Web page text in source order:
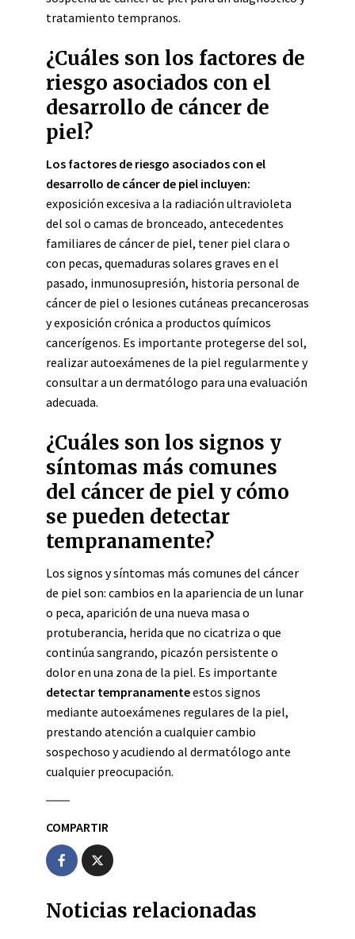
tratamiento tempranos.
¿Cuáles son los factores de
riesgo asociados con el
desarrollo de cáncer de
piel?
Los factores de riesgo asociados con el
desarrollo de cáncer de piel incluyen:
exposición excesiva a la radiación ultravioleta
del sol o camas de bronceado, antecedentes
familiares de cáncer de piel, tener piel clara o
con pecas, quemaduras solares graves en el
pasado, inmunosupresión, historia personal de
cáncer de piel o lesiones cutáneas precancerosas
y exposición crónica a productos químicos
cancerígenos. Es importante protegerse del sol,
realizar autoexámenes de la piel regularmente y
consultar a un dermatólogo para una evaluación
adecuada.
¿Cuáles son los signos y
síntomas más comunes
del cáncer de piel y cómo
se pueden detectar
tempranamente?
Los signos y síntomas más comunes del cáncer
de piel son: cambios en la apariencia de un lunar
o peca, aparición de una nueva masa o
protuberancia, herida que no cicatriza o que
continúa sangrando, picazón persistente o
dolor en una zona de la piel. Es importante
detectar tempranamenteestos signos
mediante autoexámenes regulares de la piel,
prestando atención a cualquier cambio
sospechoso y acudiendo al dermatólogo ante
cualquier preocupación.
COMPARTIR
Noticias relacionadas